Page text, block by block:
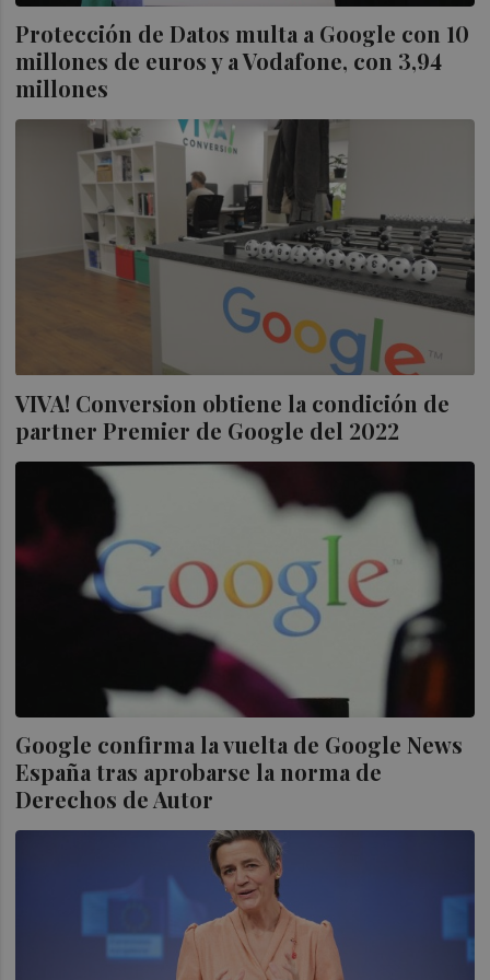
Protección de Datos multa a Google con 10
millones de euros y a Vodafone, con 3,94
millones
VIVA! Conversion obtiene la condición de
partner Premier de Google del 2022
Google confirma la vuelta de Google News
España tras aprobarse la norma de
Derechos de Autor